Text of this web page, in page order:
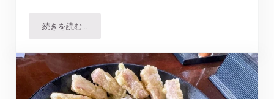
続きを読む…欧風料理もん｜三宮の人気洋食店で神戸牛のビフカツを食